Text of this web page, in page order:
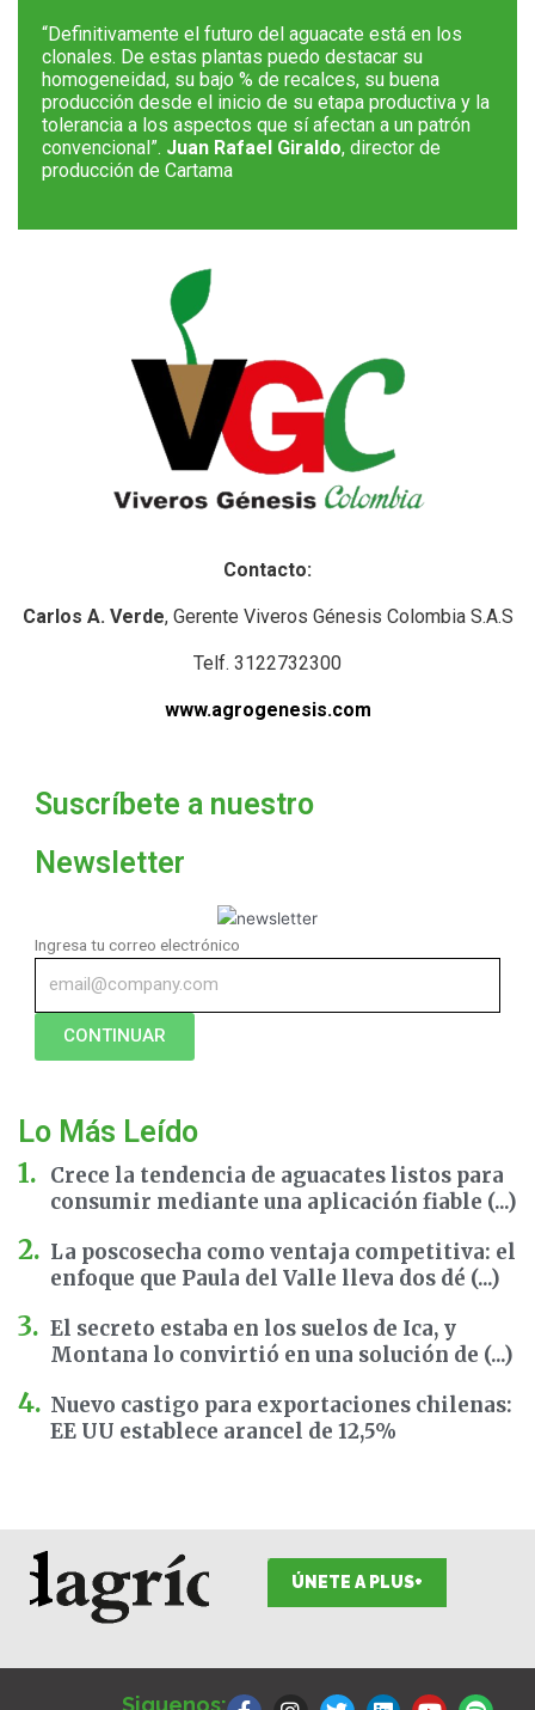
“Definitivamente el futuro del aguacate está en los
clonales. De estas plantas puedo destacar su
homogeneidad, su bajo % de recalces, su buena
producción desde el inicio de su etapa productiva y la
tolerancia a los aspectos que sí afectan a un patrón
convencional”. Juan Rafael Giraldo, director de
producción de Cartama
Contacto:
Carlos A. Verde, Gerente Viveros Génesis Colombia S.A.S
Telf. 3122732300
www.agrogenesis.com
Suscríbete a nuestro
Newsletter
Ingresa tu correo electrónico
CONTINUAR
Lo Más Leído
Crece la tendencia de aguacates listos para
consumir mediante una aplicación fiable (...)
La poscosecha como ventaja competitiva: el
enfoque que Paula del Valle lleva dos dé (...)
El secreto estaba en los suelos de Ica, y
Montana lo convirtió en una solución de (...)
Nuevo castigo para exportaciones chilenas:
EE UU establece arancel de 12,5%
ÚNETE A PLUS+
Siguenos:
a
n
w
i
o
p